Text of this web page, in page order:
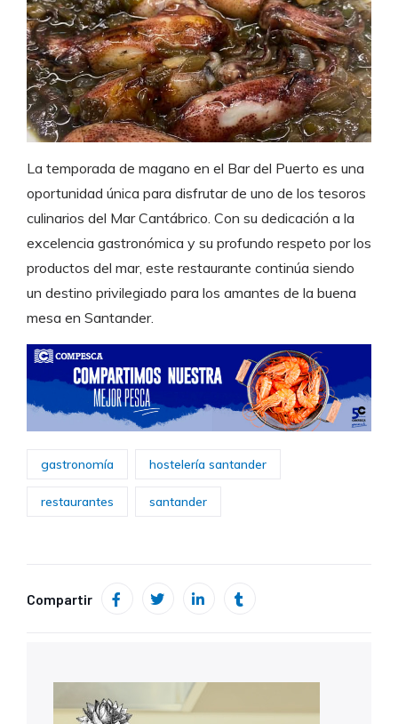
La temporada de magano en el Bar del Puerto es una
oportunidad única para disfrutar de uno de los tesoros
culinarios del Mar Cantábrico. Con su dedicación a la
excelencia gastronómica y su profundo respeto por los
productos del mar, este restaurante continúa siendo
un destino privilegiado para los amantes de la buena
mesa en Santander.
gastronomía hostelería santander
restaurantes santander
Compartir